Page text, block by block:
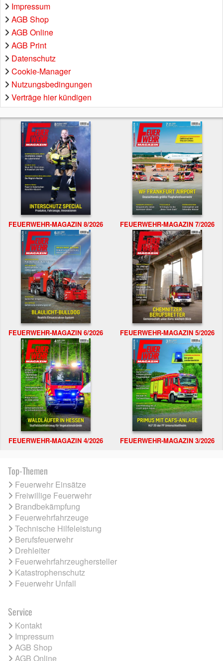
Impressum
AGB Shop
AGB Online
AGB Print
Datenschutz
Cookie-Manager
Nutzungsbedingungen
Verträge hier kündigen
FEUERWEHR-MAGAZIN 8/2026 FEUERWEHR-MAGAZIN 7/2026
FEUERWEHR-MAGAZIN 6/2026 FEUERWEHR-MAGAZIN 5/2026
FEUERWEHR-MAGAZIN 4/2026 FEUERWEHR-MAGAZIN 3/2026
Top-Themen
Feuerwehr Einsätze
Freiwillige Feuerwehr
Brandbekämpfung
Feuerwehrfahrzeuge
Technische Hilfeleistung
Berufsfeuerwehr
Drehleiter
Feuerwehrfahrzeughersteller
Katastrophenschutz
Feuerwehr Unfall
Service
Kontakt
Impressum
AGB Shop
AGB Online